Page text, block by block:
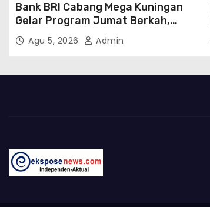
Bank BRI Cabang Mega Kuningan
Gelar Program Jumat Berkah,
Perkuat Komitmen untuk Saling
Berbagai Kepada Masyarakat
Agu 5, 2026 Admin